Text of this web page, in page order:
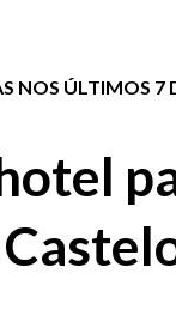
NOS ÚLTIMOS 7